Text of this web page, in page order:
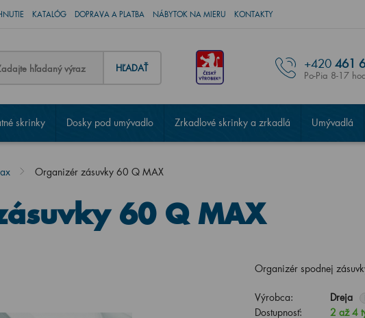
KATALÓG DOPRAVA A PLATBA NÁBYTOK NA MIERU KONTAKTY
HĽADAŤ +420 461
Po-Pia 8-17
skrinky Dosky pod umývadlo Zrkadlové skrinky a zrkadlá Umývadlá
Organizér zásuvky 60 Q MAX
60 Q MAX
Organizér spodnej
Výrobca: Dreja
Dostupnosť:
2 až 4